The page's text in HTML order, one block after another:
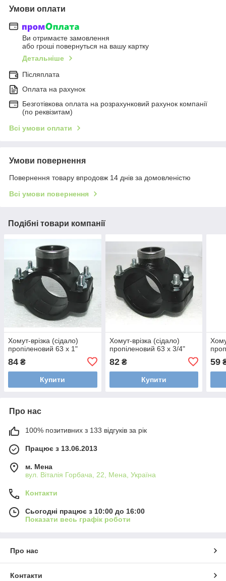
Умови оплати
Ви отримаєте замовлення
або гроші повернуться на вашу картку
Детальніше
Післяплата
Оплата на рахунок
Безготівкова оплата на розрахунковий рахунок компанії
(по реквізитам)
Всі умови оплати
Умови повернення
Повернення товару впродовж 14 днів за домовленістю
Всі умови повернення
Подібні товари компанії
Хомут-врізка (сідало)
пропіленовий 63 х 1"
84 ₴
Купити
Хомут-врізка (сідало)
пропіленовий 63 х 3/4"
82₴
Купити
59
Про нас
100% позитивних з 133 відгуків за рік
Працює з 13.06.2013
м. Мена
вул. Віталія Горбача, 22, Мена, Україна
Контакти
Сьогодні працює з 10:00 до 16:00
Показати весь графік роботи
Про нас
Контакти